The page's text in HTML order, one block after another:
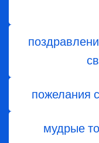
пожелания
мудрые